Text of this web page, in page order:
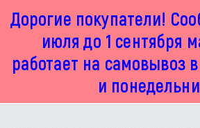
Дорогие покупатели!
июля до 1 сентября
работает на самовывоз
и
г. Москва, Маленковская 32 стр 2А
пн-пт с 11:00 до 19:00, сб с 11:00 до 17:00